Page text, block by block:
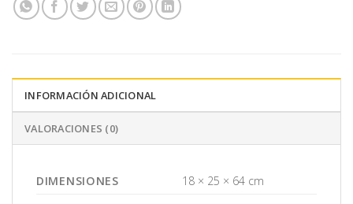
INFORMACIÓN ADICIONAL
VALORACIONES (0)
DIMENSIONES 18 × 25 × 64 cm